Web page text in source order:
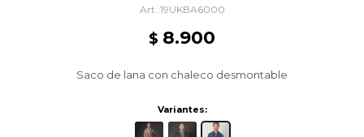
19UKBA6000
$ 8.900
Saco de lana con chaleco desmontable
Variantes: